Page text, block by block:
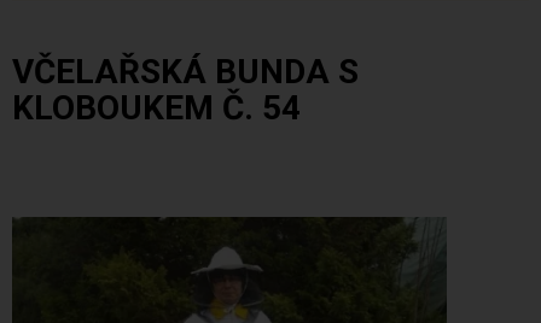
VČELAŘSKÁ BUNDA S
KLOBOUKEM Č. 54